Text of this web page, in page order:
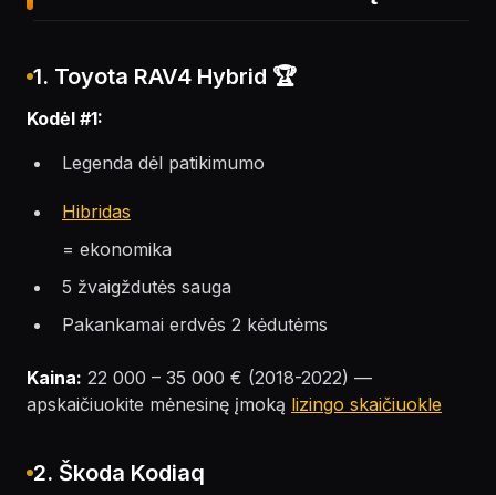
1. Toyota RAV4 Hybrid 🏆
Kodėl #1:
Legenda dėl patikimumo
Hibridas
= ekonomika
5 žvaigždutės sauga
Pakankamai erdvės 2 kėdutėms
Kaina: 22 000 – 35 000 € (2018-2022) —
apskaičiuokite mėnesinę įmoką lizingo skaičiuokle
2. Škoda Kodiaq